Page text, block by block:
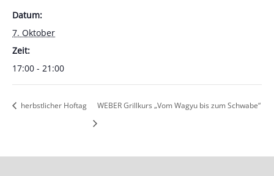
Datum:
7. Oktober
Zeit:
17:00 - 21:00
herbstlicher Hoftag WEBER Grillkurs „Vom Wagyu bis zum Schwabe“